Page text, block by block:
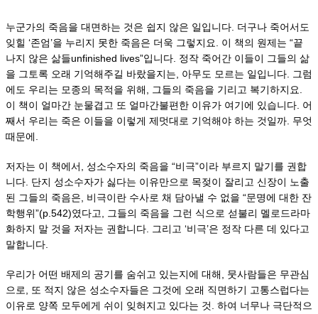
누군가의 죽음을 대면하는 것은 쉽지 않은 일입니다. 더구나 죽어서도
잊힐 ‘존엄’을 누리지 못한 죽음은 더욱 그렇지요. 이 책의 원제는 “끝
나지 않은 삶들unfinished lives”입니다. 정작 죽어간 이들이 그들의 삶
을 그토록 오래 기억해주길 바랐을지는, 아무도 모르는 일입니다. 그럼
에도 우리는 모종의 목적을 위해, 그들의 죽음을 기리고 복기하지요.
이 책이 얼마간 눈물겹고 또 얼마간불편한 이유가 여기에 있습니다. 어
째서 우리는 죽은 이들을 이렇게 제멋대로 기억해야 하는 것일까. 무엇
때문에.
저자는 이 책에서, 성소수자의 죽음을 “비극”이라 부르지 말기를 권합
니다. 단지 성소수자가 싫다는 이유만으로 목젖이 잘리고 신장이 노출
된 그들의 죽음은, 비극이란 수사로 채 담아낼 수 없을 “문명에 대한 잔
학행위”(p.542)였다고, 그들의 죽음을 그런 식으로 섣불리 멜로드라마
화하지 말 것을 저자는 권합니다. 그리고 ‘비극’은 정작 다른 데 있다고
말합니다.
우리가 어떤 배제의 공기를 숨쉬고 있는지에 대해, 뭇사람들은 무관심
으로, 또 적지 않은 성소수자들은 그것에 오래 직면하기 고통스럽다는
이유로 양쪽 모두에게 쉬이 잊혀지고 있다는 것. 하여 너무나 극단적으